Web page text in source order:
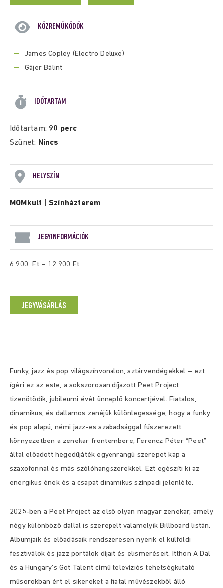
KÖZREMŰKÖDŐK
James Copley (Electro Deluxe)
Gájer Bálint
IDŐTARTAM
Időtartam: 90 perc
Szünet: Nincs
HELYSZÍN
MOMkult |Színházterem
JEGYINFORMÁCIÓK
6 900 Ft – 12 900 Ft
JEGYVÁSÁRLÁS
Funky, jazz és pop világszínvonalon, sztárvendégekkel – ezt
ígéri ez az este, a sokszorosan díjazott Peet Project
tizenötödik, jubileumi évét ünneplő koncertjével. Fiatalos,
dinamikus, és dallamos zenéjük különlegessége, hogy a funky
és pop alapú, némi jazz-es szabadsággal fűszerezett
környezetben a zenekar frontembere, Ferencz Péter “Peet”
által előadott hegedűjáték egyenrangú szerepet kap a
szaxofonnal és más szólóhangszerekkel. Ezt egészíti ki az
energikus ének és a csapat dinamikus színpadi jelenléte.
2025-ben a Peet Project az első olyan magyar zenekar, amely
négy különböző dallal is szerepelt valamelyik Billboard listán.
Albumjaik és előadásaik rendszeresen nyerik el külföldi
fesztiválok és jazz portálok díjait és elismeréseit. Itthon A Dal
és a Hungary’s Got Talent című televíziós tehetségkutató
műsorokban ért el sikereket a fiatal művészekből álló